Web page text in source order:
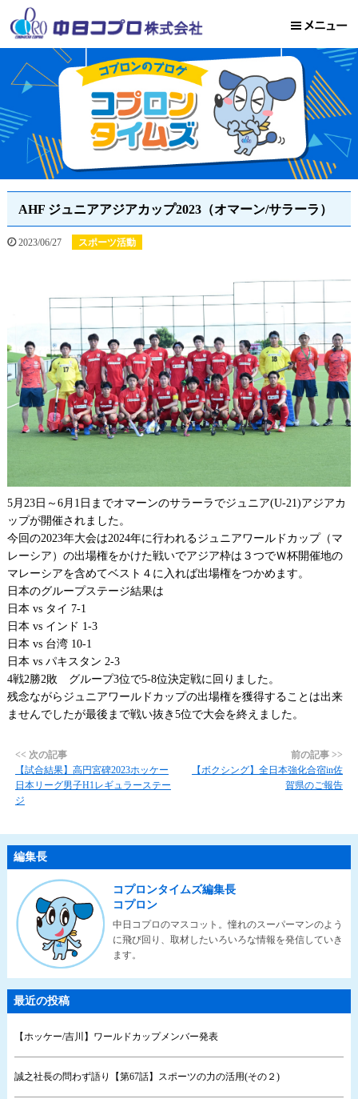
AHF ジュニアアジアカップ2023（オマーン/サラーラ）
2023/06/27 スポーツ活動
5月23日～6月1日までオマーンのサラーラでジュニア(U-21)アジアカ
ップが開催されました。
今回の2023年大会は2024年に行われるジュニアワールドカップ（マ
レーシア）の出場権をかけた戦いでアジア枠は３つでＷ杯開催地の
マレーシアを含めてベスト４に入れば出場権をつかめます。
日本のグループステージ結果は
日本 vs タイ 7-1
日本 vs インド 1-3
日本 vs 台湾 10-1
日本 vs パキスタン 2-3
4戦2勝2敗 グループ3位で5-8位決定戦に回りました。
残念ながらジュニアワールドカップの出場権を獲得することは出来
ませんでしたが最後まで戦い抜き5位で大会を終えました。
<< 次の記事
【試合結果】高円宮碑2023ホッケー
日本リーグ男子H1レギュラーステー
ジ
前の記事 >>
【ボクシング】全日本強化合宿in佐
賀県のご報告
編集長
コプロンタイムズ編集長
コプロン
中日コプロのマスコット。憧れのスーパーマンのよう
に飛び回り、取材したいろいろな情報を発信していき
ます。
最近の投稿
【ホッケー/吉川】ワールドカップメンバー発表
誠之社長の問わず語り【第67話】スポーツの力の活用(その２)